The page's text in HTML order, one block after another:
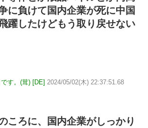
に負けて国内企業が死に中国
躍したけどもう取り戻せない
す。(茸) [DE] 2024/05/02(木) 22:37:51.68
ころに、国内企業がしっかり